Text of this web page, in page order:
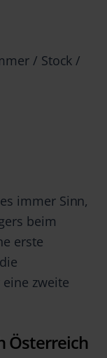
/ Stock /
immer Sinn,
beim
erste
zweite
Österreich